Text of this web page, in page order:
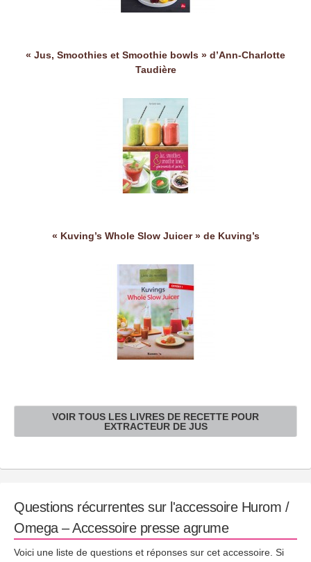
« Jus, Smoothies et Smoothie bowls » d’Ann-Charlotte
Taudière
« Kuving’s Whole Slow Juicer » de Kuving’s
VOIR TOUS LES LIVRES DE RECETTE POUR
EXTRACTEUR DE JUS
Questions récurrentes sur l'accessoire Hurom /
Omega – Accessoire presse agrume
Voici une liste de questions et réponses sur cet accessoire. Si